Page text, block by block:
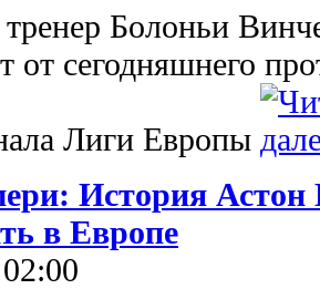
Болоньи
от сегодняшнего
Лиги Европы
История Астон
в Европе